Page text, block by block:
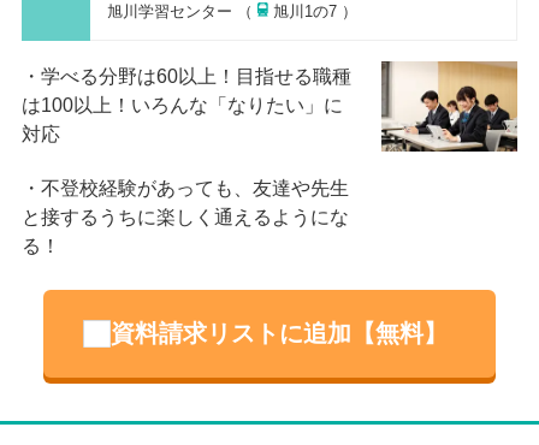
旭川学習センター （
旭川1の7 ）
学べる分野は60以上！目指せる職種
は100以上！いろんな「なりたい」に
対応
不登校経験があっても、友達や先生
と接するうちに楽しく通えるようにな
る！
資料請求リストに追加【無料】